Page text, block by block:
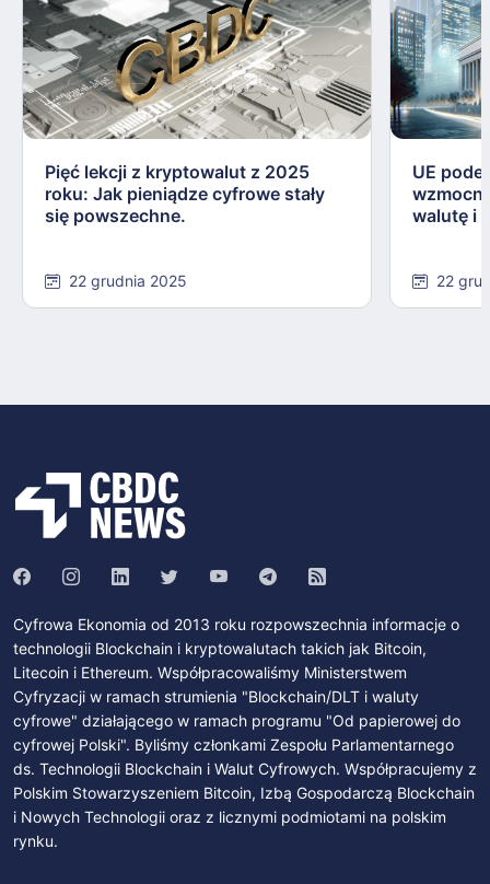
Pięć lekcji z kryptowalut z 2025
roku: Jak pieniądze cyfrowe stały
się powszechne.
22 grudnia 2025
UE
walutę i
22
Cyfrowa Ekonomia od 2013 roku rozpowszechnia informacje o
technologii Blockchain i kryptowalutach takich jak Bitcoin,
Litecoin i Ethereum. Współpracowaliśmy Ministerstwem
Cyfryzacji w ramach strumienia "Blockchain/DLT i waluty
cyfrowe" działającego w ramach programu "Od papierowej do
cyfrowej Polski". Byliśmy członkami Zespołu Parlamentarnego
ds. Technologii Blockchain i Walut Cyfrowych. Współpracujemy z
Polskim Stowarzyszeniem Bitcoin, Izbą Gospodarczą Blockchain
i Nowych Technologii oraz z licznymi podmiotami na polskim
rynku.